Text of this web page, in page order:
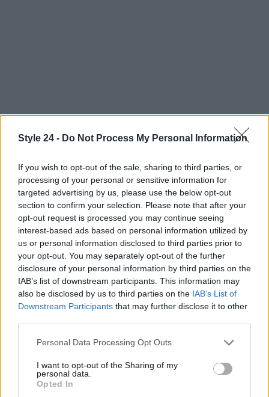
Style 24 - Do Not Process My Personal Information
If you wish to opt-out of the sale, sharing to third parties, or
processing of your personal or sensitive information for
targeted advertising by us, please use the below opt-out
section to confirm your selection. Please note that after your
opt-out request is processed you may continue seeing
interest-based ads based on personal information utilized by
us or personal information disclosed to third parties prior to
your opt-out. You may separately opt-out of the further
disclosure of your personal information by third parties on the
IAB’s list of downstream participants. This information may
also be disclosed by us to third parties on the IAB’s List of
Downstream Participants that may further disclose it to other
Please note that this website/app uses one or more Google
not limited to your visit or usage behaviour. You may click to
grant or deny consent to Google and its third-party tags to
use your data for below specified purposes in below Google
Personal Data Processing Opt Outs
I want to opt-out of the Sharing of my
personal data.
Opted In
AUTORE
Staff